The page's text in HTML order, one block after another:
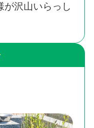
が沢山いらっし